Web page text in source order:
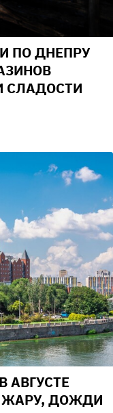
ПО ДНЕПРУ
СЛАДОСТИ
АВГУСТЕ
ЖАРУ, ДОЖДИ